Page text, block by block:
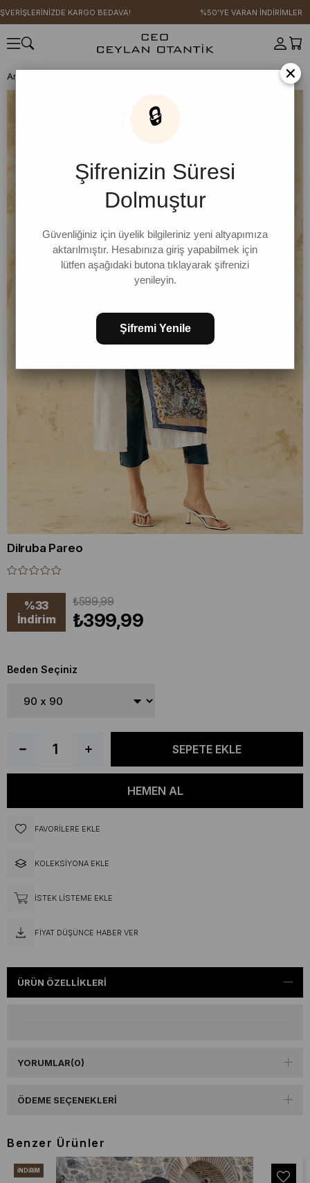
KARGO BEDAVA! %50'YE VARAN İNDİRİMLER
Anasayfa
Dilruba Pareo
%33
İndirim
₺599,99
₺399,99
Beden Seçiniz
FAVORILERE EKLE
KOLEKSIYONA EKLE
İSTEK LISTEME EKLE
FIYAT DÜŞÜNCE HABER VER
ÜRÜN ÖZELLIKLERI
YORUMLAR(0)
ÖDEME SEÇENEKLERI
Benzer Ürünler
İNDIRIM
×
🔒
Şifrenizin Süresi
Dolmuştur
Güvenliğiniz için üyelik bilgileriniz yeni altyapımıza
aktarılmıştır. Hesabınıza giriş yapabilmek için
lütfen aşağıdaki butona tıklayarak şifrenizi
yenileyin.
Şifremi Yenile